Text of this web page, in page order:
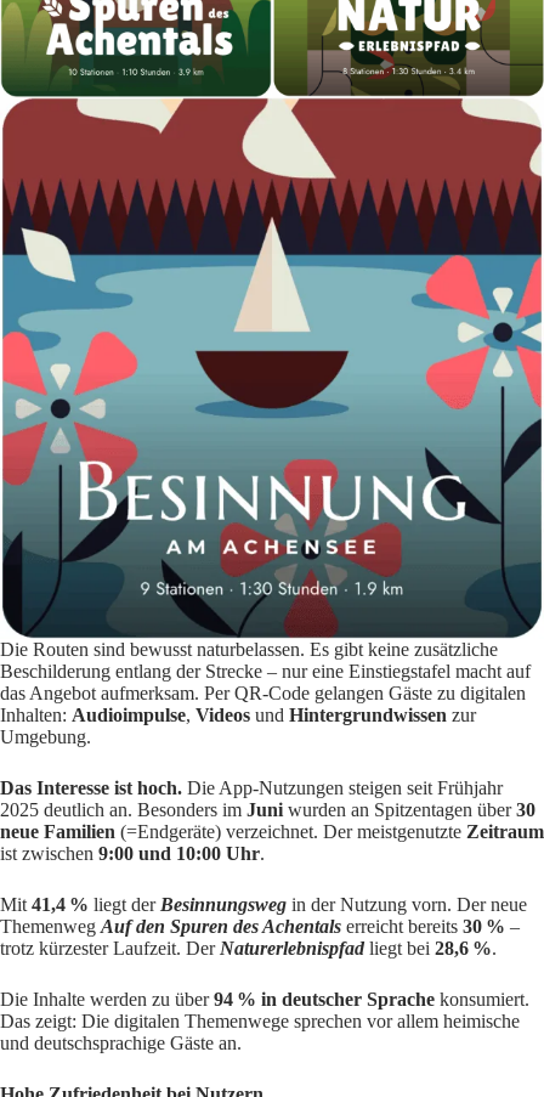
Die Routen sind bewusst naturbelassen. Es gibt keine zusätzliche
Beschilderung entlang der Strecke – nur eine Einstiegstafel macht auf
das Angebot aufmerksam. Per QR-Code gelangen Gäste zu digitalen
Inhalten: Audioimpulse, Videos und Hintergrundwissen zur
Umgebung.
Das Interesse ist hoch. Die App-Nutzungen steigen seit Frühjahr
2025 deutlich an. Besonders im Juni wurden an Spitzentagen über30
neue Familien (=Endgeräte) verzeichnet. Der meistgenutzte Zeitraum
ist zwischen 9:00 und 10:00 Uhr.
Mit 41,4 % liegt der Besinnungsweg in der Nutzung vorn. Der neue
Themenweg Auf den Spuren des Achentals erreicht bereits 30 % –
trotz kürzester Laufzeit. Der Naturerlebnispfad liegt bei 28,6 %.
Die Inhalte werden zu über94 % in deutscher Sprache konsumiert.
Das zeigt: Die digitalen Themenwege sprechen vor allem heimische
und deutschsprachige Gäste an.